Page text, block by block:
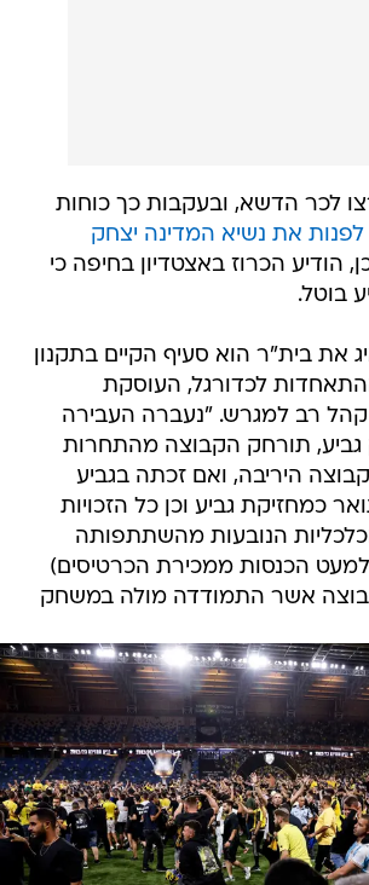
לכר הדשא, ובעקבות כך כוחות
לפנות את נשיא המדינה יצחק
הודיע הכרוז באצטדיון בחיפה כי
בוטל.
את בית"ר הוא סעיף הקיים בתקנון
לכדורגל, העוסקת
רב למגרש. "נעברה העבירה
תורחק הקבוצה מהתחרות
היריבה, ואם זכתה בגביע
כמחזיקת גביע וכן כל הזכויות
הנובעות מהשתתפותה
הכנסות ממכירת הכרטיסים)
אשר התמודדה מולה במשחק